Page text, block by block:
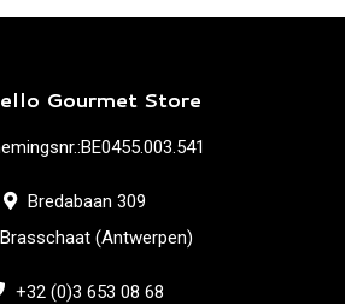
Gourmet Store
Bredabaan 309
(Antwerpen)
+32 (0)3 653 08 68